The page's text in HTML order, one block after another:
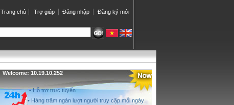
Trang chủ Trợ giúp Đăng nhập Đăng ký mới
Welcome: 10.19.10.252
• Hỗ trợ trực tuyến
• Hàng trăm ngàn lượt người truy cập mỗi ngày